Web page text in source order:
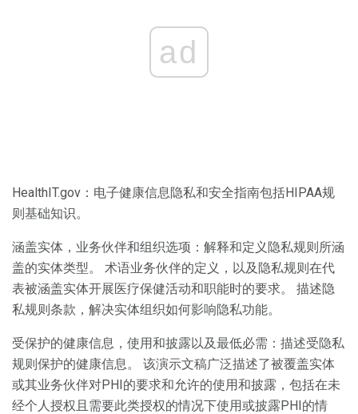
ad
HealthIT.gov：电子健康信息隐私和安全指南包括HIPAA规
则基础知识。
涵盖实体，业务伙伴和组织选项：解释和定义隐私规则所涵
盖的实体类型。 术语业务伙伴的定义，以及隐私规则在代
表被涵盖实体开展医疗保健活动和职能时的要求。 描述隐
私规则条款，解决实体组织如何影响隐私功能。
受保护的健康信息，使用和披露以及最低必需：描述受隐私
规则保护的健康信息。 该演示文稿广泛描述了被覆盖实体
或其业务伙伴对PHI的要求和允许的使用和披露，包括在未
经个人授权且需要此类授权的情况下使用或披露PHI的情